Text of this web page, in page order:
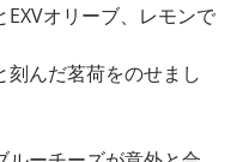
EXVオリーブ、レモンで
刻んだ茗荷をのせまし